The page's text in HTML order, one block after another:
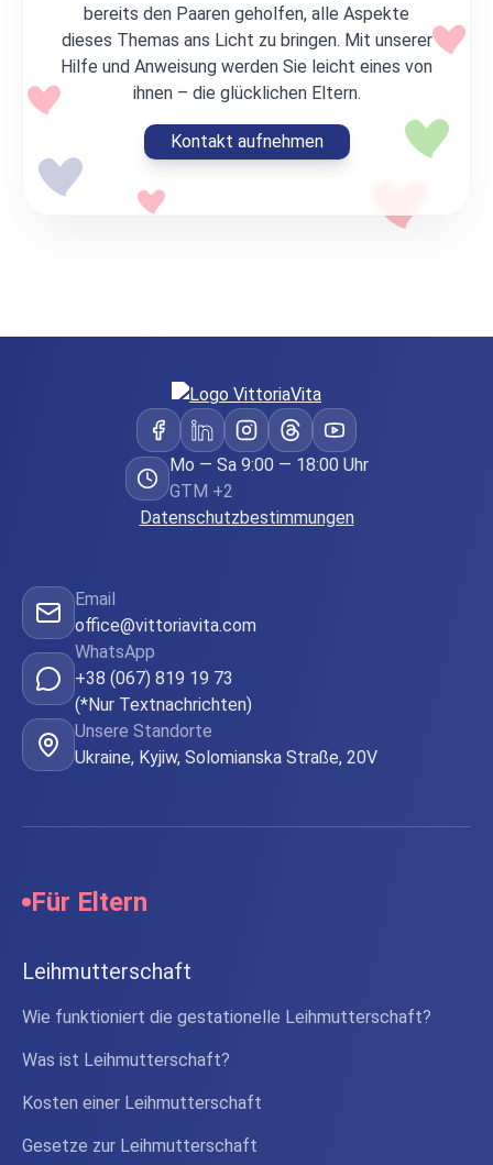
bereits den Paaren geholfen, alle Aspekte
dieses Themas ans Licht zu bringen. Mit unserer
Hilfe und Anweisung werden Sie leicht eines von
ihnen – die glücklichen Eltern.
Kontakt aufnehmen
Mo — Sa 9:00 — 18:00 Uhr
GTM +2
Datenschutzbestimmungen
Email
office@vittoriavita.com
WhatsApp
+38 (067) 819 19 73
(*Nur Textnachrichten)
Unsere Standorte
Ukraine, Kyjiw, Solomianska Straße, 20V
Für Eltern
Leihmutterschaft
Wie funktioniert die gestationelle Leihmutterschaft?
Was ist Leihmutterschaft?
Kosten einer Leihmutterschaft
Gesetze zur Leihmutterschaft